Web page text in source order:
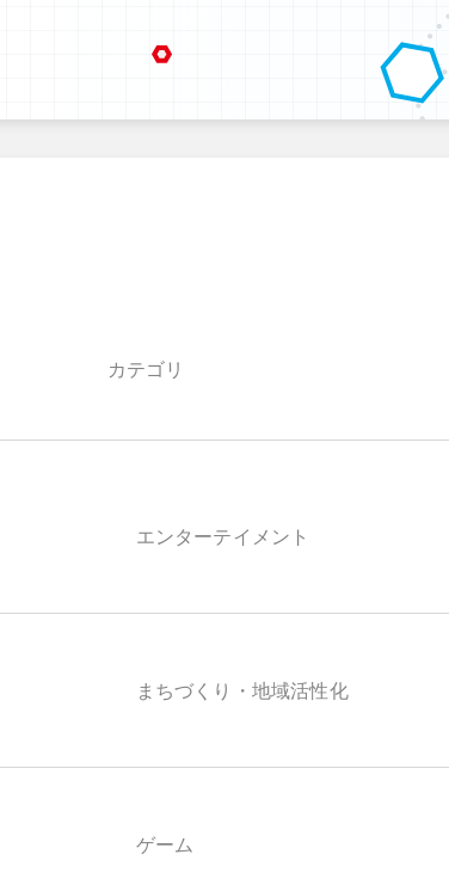
カテゴリ
エンターテイメント
まちづくり・地域活性化
ゲーム